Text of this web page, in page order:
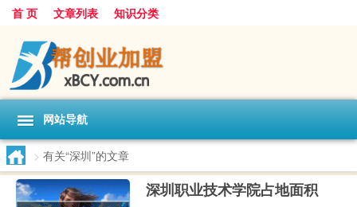
首 页 文章列表 知识分类
网站导航
> 有关“深圳”的文章
深圳职业技术学院占地面积